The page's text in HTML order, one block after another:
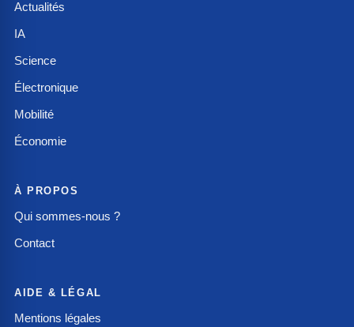
Actualités
IA
Science
Électronique
Mobilité
Économie
À PROPOS
Qui sommes-nous ?
Contact
AIDE & LÉGAL
Mentions légales